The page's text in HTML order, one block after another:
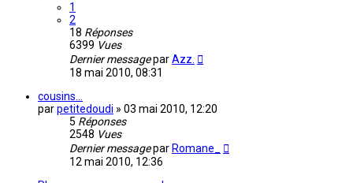
1
2
18 Réponses
6399 Vues
Dernier messageparAzz.
18 mai 2010, 08:31
cousins...
parpetitedoudi » 03 mai 2010, 12:20
5 Réponses
2548 Vues
Dernier messagepar Romane_
12 mai 2010, 12:36